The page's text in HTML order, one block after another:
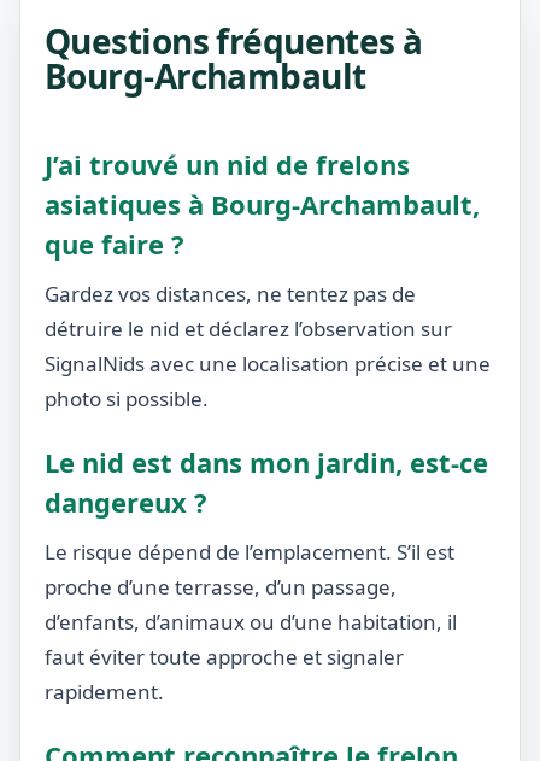
Questions fréquentes à
Bourg-Archambault
J’ai trouvé un nid de frelons
asiatiques à Bourg-Archambault,
que faire ?
Gardez vos distances, ne tentez pas de
détruire le nid et déclarez l’observation sur
SignalNids avec une localisation précise et une
photo si possible.
Le nid est dans mon jardin, est-ce
dangereux ?
Le risque dépend de l’emplacement. S’il est
proche d’une terrasse, d’un passage,
d’enfants, d’animaux ou d’une habitation, il
faut éviter toute approche et signaler
rapidement.